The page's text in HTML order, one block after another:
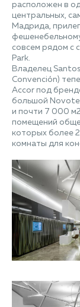
расположен в
центральных,
Мадрида,
совсем рядом с
Park.
Владелец
Convención)
Accor под
большой
и почти 7 000
помещений
которых более
комнаты для